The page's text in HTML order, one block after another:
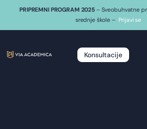
PRIPREMNI PROGRAM 2025 – Sveobuhvatne
srednje škole – Prijavi se
Konsultacije